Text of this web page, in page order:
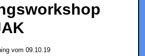
vom 09.10.19